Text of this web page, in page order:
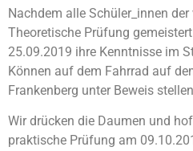
Nachdem alle Schüler_innen
Theoretische Prüfung
25.09.2019 ihre Kenntnisse im
Können auf dem Fahrrad auf
Frankenberg unter Beweis
Wir drücken die Daumen und
praktische Prüfung am